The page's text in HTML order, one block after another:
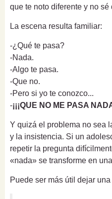
que te noto diferente y no sé
La escena resulta familiar:
-¿Qué te pasa?
-Nada.
-Algo te pasa.
-Que no.
-Pero si yo te conozco...
-¡¡¡QUE NO ME PASA
Y quizá el problema no sea
y la insistencia. Si un
repetir la pregunta
«nada» se transforme en
Puede ser más útil dejar